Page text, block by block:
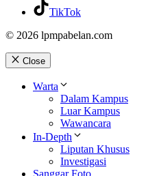
TikTok
© 2026 lpmpabelan.com
Close
Warta
Dalam Kampus
Luar Kampus
Wawancara
In-Depth
Liputan Khusus
Investigasi
Sanggar Foto